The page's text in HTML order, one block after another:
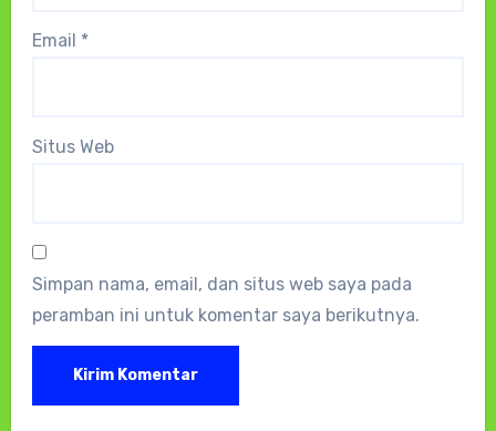
Email *
Situs Web
Simpan nama, email, dan situs web saya pada
peramban ini untuk komentar saya berikutnya.